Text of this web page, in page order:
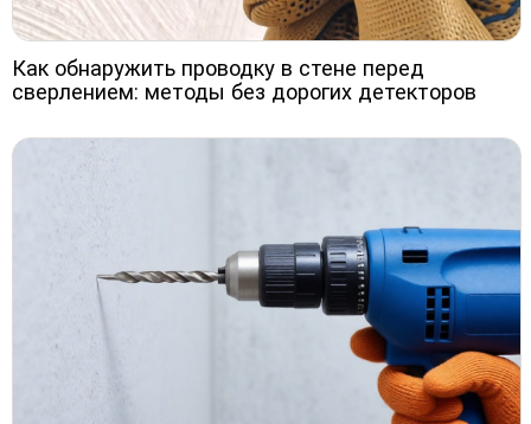
Как обнаружить проводку в стене перед
сверлением: методы без дорогих детекторов